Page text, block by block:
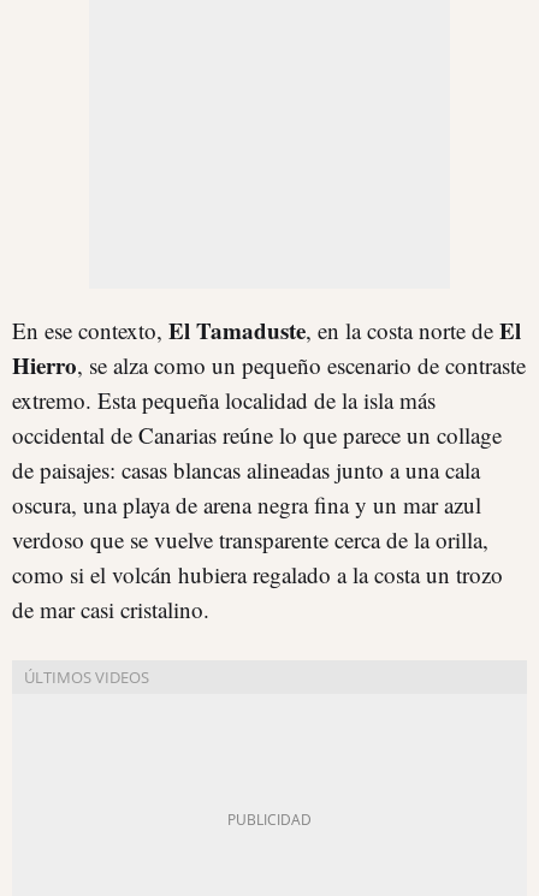
En ese contexto, El Tamaduste, en la costa norte de El
Hierro, se alza como un pequeño escenario de contraste
extremo. Esta pequeña localidad de la isla más
occidental de Canarias reúne lo que parece un collage
de paisajes: casas blancas alineadas junto a una cala
oscura, una playa de arena negra fina y un mar azul
verdoso que se vuelve transparente cerca de la orilla,
como si el volcán hubiera regalado a la costa un trozo
de mar casi cristalino.